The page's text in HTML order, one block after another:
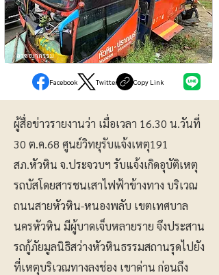
อาชญากรรม
Facebook Twitter Copy Link
ผู้สื่อข่าวรายงานว่า เมื่อเวลา 16.30 น.วันที่
30 ต.ค.68 ศูนย์วิทยุรับแจ้งเหตุ191
สภ.หัวหิน จ.ประจวบฯ รับแจ้งเกิดอุบัติเหตุ
รถบัสโดยสารชนเสาไฟฟ้าข้างทาง บริเวณ
ถนนสายหัวหิน-หนองพลับ เขตเทศบาล
นครหัวหิน มีผู้บาดเจ็บหลายราย จึงประสาน
รถกู้ภัยมูลนิธิสว่างหัวหินธรรมสถานรุดไปยัง
ที่เหตุบริเวณทางลงช่อง เขาด่าน ก่อนถึง